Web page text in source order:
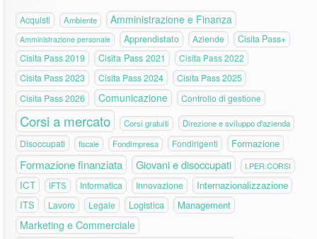
Acquisti Ambiente Amministrazione e Finanza
Amministrazione personale Apprendistato Aziende
Cisita Pass+
Cisita Pass 2019
Cisita Pass 2021 Cisita Pass 2022
Cisita Pass 2023 Cisita Pass 2024
Cisita Pass 2025
Cisita Pass 2026
Comunicazione Controllo di gestione
Corsi a mercato Corsi gratuiti Direzione e sviluppo d'azienda
Disoccupati fiscale Fondimpresa Fondirigenti Formazione
Formazione finanziata Giovani e disoccupati I.PER.CORSI
ICT IFTS Informatica Innovazione
Internazionalizzazione
ITS
Lavoro Legale Logistica Management
Marketing e Commerciale